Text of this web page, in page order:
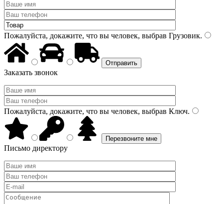
Пожалуйста, докажите, что вы человек, выбрав Грузовик.
Заказать звонок
Пожалуйста, докажите, что вы человек, выбрав Ключ.
Письмо директору